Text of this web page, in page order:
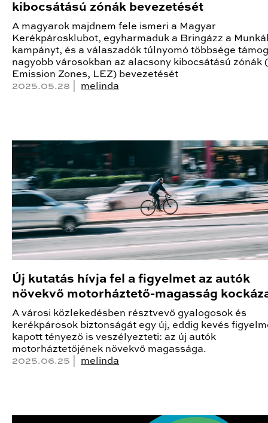
kibocsátású zónák bevezetését
A magyarok majdnem fele ismeri a Magyar
Kerékpárosklubot, egyharmaduk a Bringázz a
kampányt, és a válaszadók túlnyomó többsége
nagyobb városokban az alacsony kibocsátású zónák
Emission Zones, LEZ) bevezetését
2025.05.28 | melinda
Új kutatás hívja fel a figyelmet az autók
növekvő motorháztető-magasság
A városi közlekedésben résztvevő gyalogosok és
kerékpárosok biztonságát egy új, eddig kevés
kapott tényező is veszélyezteti: az új autók
motorháztetőjének növekvő magassága.
2025.06.25 | melinda